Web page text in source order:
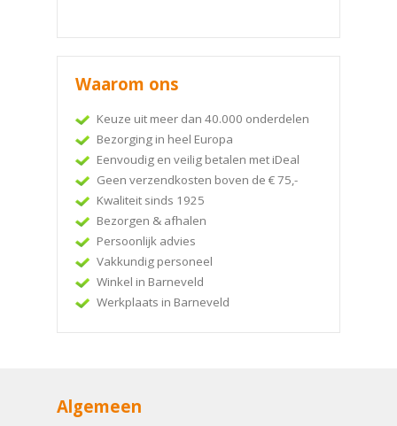
Waarom ons
Keuze uit meer dan 40.000 onderdelen
Bezorging in heel Europa
Eenvoudig en veilig betalen met iDeal
Geen verzendkosten boven de € 75,-
Kwaliteit sinds 1925
Bezorgen & afhalen
Persoonlijk advies
Vakkundig personeel
Winkel in Barneveld
Werkplaats in Barneveld
Algemeen